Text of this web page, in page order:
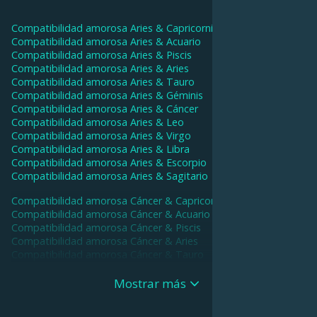
Compatibilidad amorosa Aries & Capricornio
Compatibilidad amorosa Aries & Acuario
Compatibilidad amorosa Aries & Piscis
Compatibilidad amorosa Aries & Aries
Compatibilidad amorosa Aries & Tauro
Compatibilidad amorosa Aries & Géminis
Compatibilidad amorosa Aries & Cáncer
Compatibilidad amorosa Aries & Leo
Compatibilidad amorosa Aries & Virgo
Compatibilidad amorosa Aries & Libra
Compatibilidad amorosa Aries & Escorpio
Compatibilidad amorosa Aries & Sagitario
Compatibilidad amorosa Cáncer & Capricornio
Compatibilidad amorosa Cáncer & Acuario
Compatibilidad amorosa Cáncer & Piscis
Compatibilidad amorosa Cáncer & Aries
Compatibilidad amorosa Cáncer & Cáncer
Mostrar más